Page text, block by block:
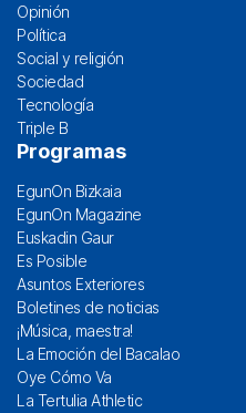
Opinión
Política
Social y religión
Sociedad
Tecnología
Triple B
Programas
EgunOn Bizkaia
EgunOn Magazine
Euskadin Gaur
Es Posible
Asuntos Exteriores
Boletines de noticias
¡Música, maestra!
La Emoción del Bacalao
Oye Cómo Va
La Tertulia Athletic